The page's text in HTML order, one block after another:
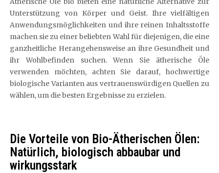
Unterstützung von Körper und Geist. Ihre vielfältigen
Anwendungsmöglichkeiten und ihre reinen Inhaltsstoffe
machen sie zu einer beliebten Wahl für diejenigen, die eine
ganzheitliche Herangehensweise an ihre Gesundheit und
ihr Wohlbefinden suchen. Wenn Sie ätherische Öle
verwenden möchten, achten Sie darauf, hochwertige
biologische Varianten aus vertrauenswürdigen Quellen zu
wählen, um die besten Ergebnisse zu erzielen.
Die Vorteile von Bio-Ätherischen Ölen:
Natürlich, biologisch abbaubar und
wirkungsstark